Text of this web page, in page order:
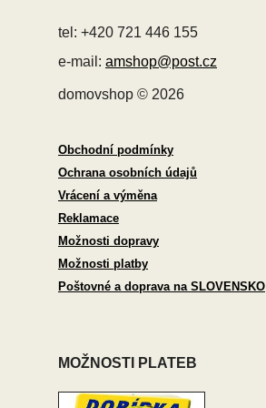
tel: +420 721 446 155
e-mail: amshop@post.cz
domovshop © 2026
Obchodní podmínky
Ochrana osobních údajů
Vrácení a výměna
Reklamace
Možnosti dopravy
Možnosti platby
Poštovné a doprava na SLOVENSKO
MOŽNOSTI PLATEB